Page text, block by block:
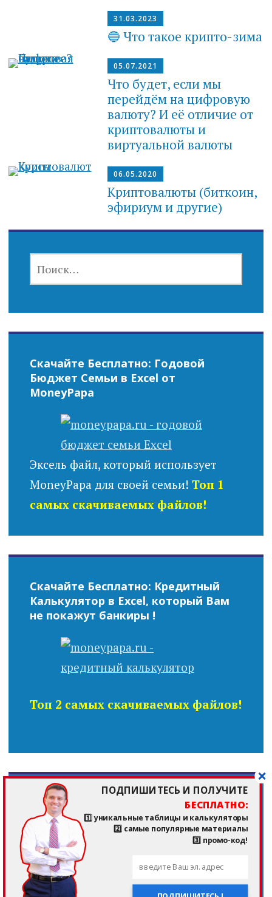
31.03.2023
🔵 Что такое крипто-зима
05.07.2021
Что будет, если мы
перейдём на цифровую
валюту? И её отличие от
криптовалюты и
виртуальной валюты
06.05.2020
Криптовалюты (биткоин,
эфириум и другие)
Скачайте Бесплатно: Годовой
Бюджет Семьи в Excel от
MoneyPapa
Эксель файл, который использует
MoneyPapa для своей семьи! Топ 1
самых скачиваемых файлов!
Скачайте Бесплатно: Кредитный
Калькулятор в Excel, который Вам
не покажут банкиры !
Топ 2 самых скачиваемых файлов!
ПОДПИШИТЕСЬ И
ПОЛУЧИТЕ
БЕСПЛАТНО:
1️⃣ уникальные
таблицы и
ПОДПИШИТЕСЬ И ПОЛУЧИТЕ
БЕСПЛАТНО:
1️⃣ уникальные таблицы и калькуляторы
2️⃣ самые популярные материалы
3️⃣ промо-код!